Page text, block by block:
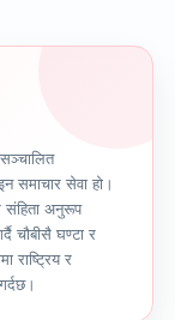
सेवा हो।
संहिता अनुरूप
चौबीसै घण्टा र
राष्ट्रिय र